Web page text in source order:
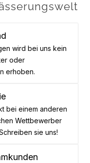
wird bei uns kein
oder
erhoben.
bei einem anderen
Wettbewerber
sie uns!